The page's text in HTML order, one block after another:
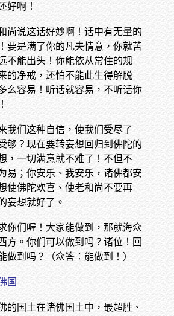
好啊！
尚说这话好妙啊！话中有无量的
要是满了你的凡夫情意，你就苦
不能出头！你能依从常住的规
的净戒，还怕不能此生得解脱
么容易！听话就容易，不听话你
我们这种自信，使我们受尽了
够？现在要转妄想回归到佛陀的
，一切满意就不难了！不但不
易；你安乐、我安乐，诸佛都安
使佛陀欢喜、使老和尚不要再
妄想就好了。
你们喔！大家能做到，那就海众
方。你们可以做到吗？诸位！回
做到吗？（众答：能做到！）
国
的国土在诸佛国土中，最超胜、